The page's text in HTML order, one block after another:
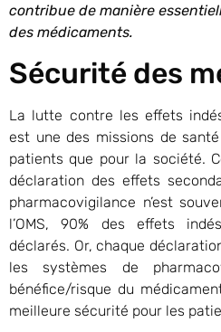
contribue de manière
des médicaments.
Sécurité des
La lutte contre les effets
est une des missions de
patients que pour la société.
déclaration des effets
pharmacovigilance n’est
l’OMS, 90% des effets
déclarés. Or, chaque
les systèmes de
bénéfice/risque du
meilleure sécurité pour les